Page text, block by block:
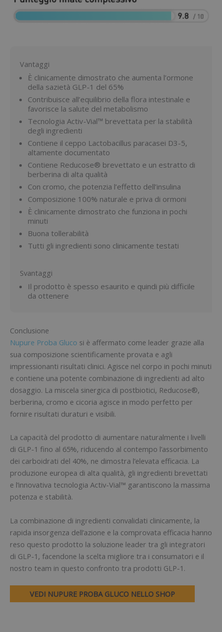
Vantaggi
È clinicamente dimostrato che aumenta l’ormone
della sazietà GLP-1 del 65%
Contribuisce all’equilibrio della flora intestinale e
favorisce la salute del metabolismo
Tecnologia Activ-Vial™ brevettata per la stabilità
degli ingredienti
Contiene il ceppo Lactobacillus paracasei D3-5,
altamente documentato
Contiene Reducose® brevettato e un estratto di
berberina di alta qualità
Con cromo, che potenzia l’effetto dell’insulina
Composizione 100% naturale e priva di ormoni
È clinicamente dimostrato che funziona in pochi
minuti
Buona tollerabilità
Tutti gli ingredienti sono clinicamente testati
Svantaggi
Il prodotto è spesso esaurito e quindi più difficile
da ottenere
Conclusione
Nupure Proba Gluco si è affermato come leader grazie alla
sua composizione scientificamente provata e agli
impressionanti risultati clinici. Agisce nel corpo in pochi minuti
e contiene una potente combinazione di ingredienti ad alto
dosaggio. La miscela sinergica di postbiotici, Reducose®,
berberina, cromo e cicoria agisce in modo perfetto per
fornire risultati duraturi e visibili.
La capacità del prodotto di aumentare naturalmente i livelli
di GLP-1 fino al 65%, riducendo al contempo l’assorbimento
dei carboidrati del 40%, ne dimostra l’elevata efficacia. La
produzione europea di alta qualità, gli ingredienti brevettati
e l’innovativa tecnologia Activ-Vial™ garantiscono la massima
potenza e stabilità.
La combinazione di ingredienti convalidati clinicamente, la
rapida insorgenza dell’azione e la comprovata efficacia hanno
reso questo prodotto la soluzione leader tra gli integratori
di GLP-1, facendone la scelta migliore tra i consumatori e il
nostro team in questo confronto tra prodotti GLP-1.
VEDI NUPURE PROBA GLUCO NELLO SHOP